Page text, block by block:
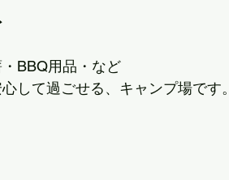
BBQ用品・など
して過ごせる、キャンプ場です。